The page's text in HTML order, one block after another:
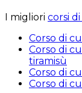
I migliori corsi
Corso di
Corso di
tiramisù
Corso di
Corso di